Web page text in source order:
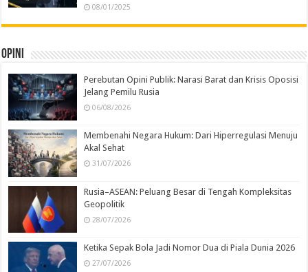
08/01/2025
Opini
Perebutan Opini Publik: Narasi Barat dan Krisis Oposisi
Jelang Pemilu Rusia
06/08/2026
Membenahi Negara Hukum: Dari Hiperregulasi Menuju
Akal Sehat
31/07/2026
Rusia–ASEAN: Peluang Besar di Tengah Kompleksitas
Geopolitik
28/07/2026
Ketika Sepak Bola Jadi Nomor Dua di Piala Dunia 2026
27/07/2026